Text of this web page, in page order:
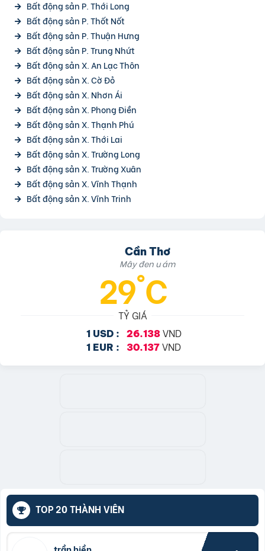
Bất động sản P. Thới Long
Bất động sản P. Thốt Nốt
Bất động sản P. Thuận Hưng
Bất động sản P. Trung Nhứt
Bất động sản X. An Lạc Thôn
Bất động sản X. Cờ Đỏ
Bất động sản X. Nhơn Ái
Bất động sản X. Phong Điền
Bất động sản X. Thạnh Phú
Bất động sản X. Thới Lai
Bất động sản X. Trường Long
Bất động sản X. Trường Xuân
Bất động sản X. Vĩnh Thạnh
Bất động sản X. Vĩnh Trinh
Cần Thơ
Mây đen u ám
29°C
TỶ GIÁ
1 USD : 26.138VND
1 EUR : 30.137 VND
TOP 20 THÀNH VIÊN